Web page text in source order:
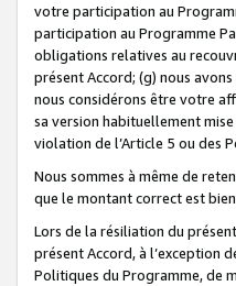
votre participation au
participation au Programme
obligations relatives au
présent Accord; (g) nous
nous considérons être votre
sa version habituellement
violation de l’Article 5 ou des
Nous sommes à même de
que le montant correct est
Lors de la résiliation du
présent Accord, à l’exception
Politiques du Programme, de